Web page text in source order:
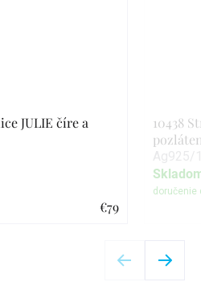
JULIE číre a
€79
10438